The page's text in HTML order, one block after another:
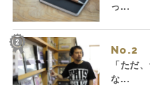
っ...
No.
「ただ
な...